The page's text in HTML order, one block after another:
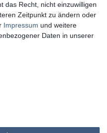
das Recht, nicht einzuwilligen
Zeitpunkt zu ändern oder
Impressum und weitere
Daten in unserer